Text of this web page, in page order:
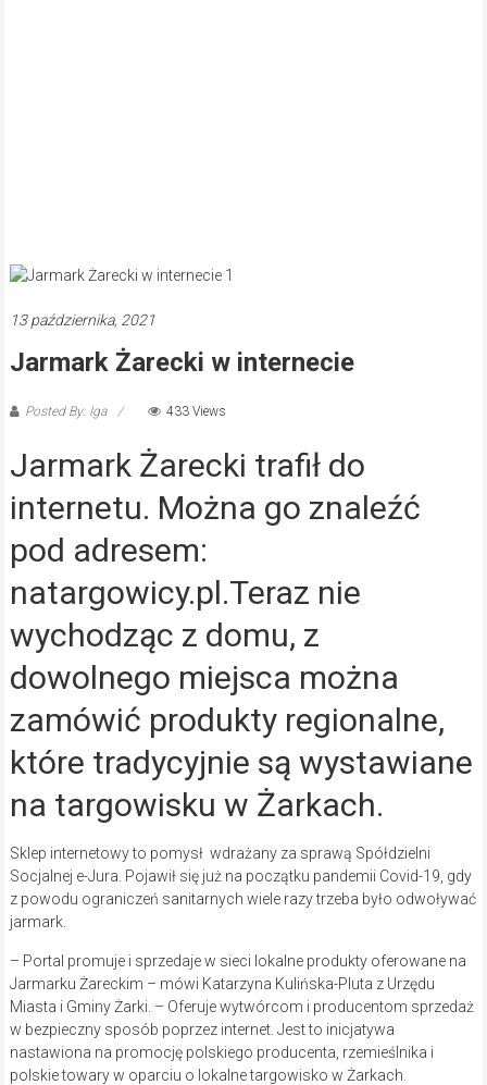
13 października, 2021
Jarmark Żarecki w internecie
Posted By: Iga 433 Views
Jarmark Żarecki trafił do
internetu. Można go znaleźć
pod adresem:
natargowicy.pl.Teraz nie
wychodząc z domu, z
dowolnego miejsca można
zamówić produkty regionalne,
które tradycyjnie są wystawiane
na targowisku w Żarkach.
Sklep internetowy to pomysł wdrażany za sprawą Spółdzielni
Socjalnej e-Jura. Pojawił się już na początku pandemii Covid-19, gdy
z powodu ograniczeń sanitarnych wiele razy trzeba było odwoływać
jarmark.
– Portal promuje i sprzedaje w sieci lokalne produkty oferowane na
Jarmarku Żareckim – mówi Katarzyna Kulińska-Pluta z Urzędu
Miasta i Gminy Żarki. – Oferuje wytwórcom i producentom sprzedaż
w bezpieczny sposób poprzez internet. Jest to inicjatywa
nastawiona na promocję polskiego producenta, rzemieślnika i
polskie towary w oparciu o lokalne targowisko w Żarkach.